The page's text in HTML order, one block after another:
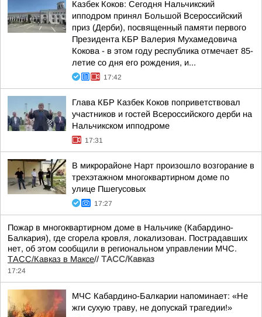
Казбек Коков: Сегодня Нальчикский
ипподром принял Большой Всероссийский
приз (Дерби), посвященный памяти первого
Президента КБР Валерия Мухамедовича
Кокова - в этом году республика отмечает 85-
летие со дня его рождения, и...
17:42
Глава КБР Казбек Коков поприветствовал
участников и гостей Всероссийского дерби на
Нальчикском ипподроме
17:31
В микрорайоне Нарт произошло возгорание в
трехэтажном многоквартирном доме по
улице Пшегусовых
17:27
Пожар в многоквартирном доме в Нальчике (Кабардино-
Балкария), где сгорела кровля, локализован. Пострадавших
нет, об этом сообщили в региональном управлении МЧС.
ТАСС/Кавказ в Максе// ТАСС/Кавказ
17:24
МЧС Кабардино-Балкарии напоминает: «Не
жги сухую траву, не допускай трагедии!»